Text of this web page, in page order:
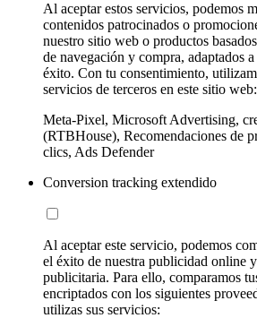
Al aceptar estos servicios, podemos
contenidos patrocinados o
nuestro sitio web o productos
de navegación y compra, adaptados
éxito. Con tu consentimiento,
servicios de terceros en este sitio web:
Meta-Pixel, Microsoft Advertising,
(RTBHouse), Recomendaciones de
clics, Ads Defender
Conversion tracking extendido
Al aceptar este servicio, podemos
el éxito de nuestra publicidad online
publicitaria. Para ello, comparamos
encriptados con los siguientes
utilizas sus servicios: